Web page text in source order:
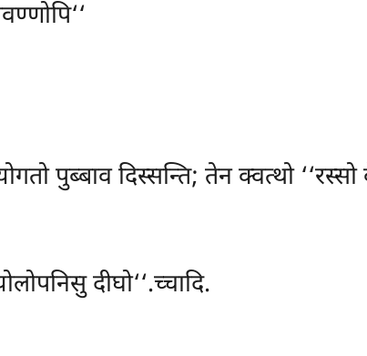
पुब्बाव दिस्सन्ति; तेन क्वत्थो ‘‘रस्सो
दीघो‘‘.च्चादि.